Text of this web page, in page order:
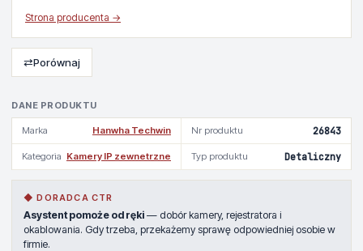
DANE PRODUKTU
Marka Hanwha Techwin Nr produktu 26843
Kategoria Kamery IP zewnetrzne Typ produktu Detaliczny
◆ DORADCA CTR
Asystent pomoże od ręki — dobór kamery, rejestratora i
okablowania. Gdy trzeba, przekażemy sprawę odpowiedniej osobie w
firmie.
Strona producenta →
⇄Porównaj